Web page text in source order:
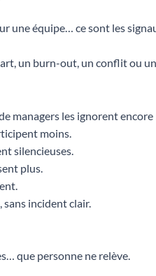
une équipe… ce sont les
un burn-out, un conflit ou
managers les ignorent encore
moins.
silencieuses.
plus.
sans incident clair.
que personne ne relève.